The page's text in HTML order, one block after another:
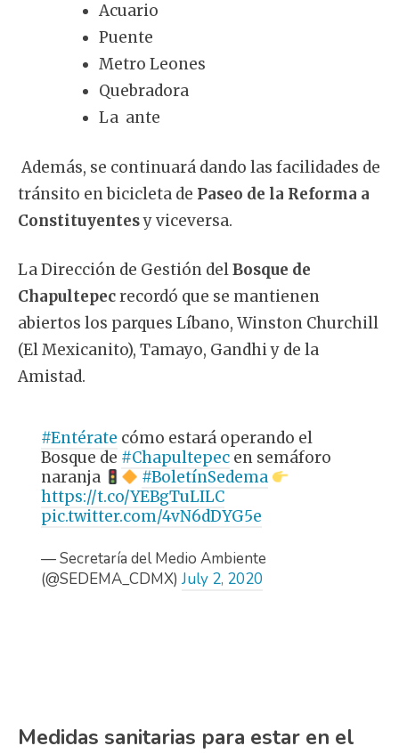
Acuario
Puente
Metro Leones
Quebradora
La ante
Además, se continuará dando las facilidades de
tránsito en bicicleta de Paseo de la Reforma a
Constituyentesy viceversa.
La Dirección de Gestión delBosque de
Chapultepecrecordó que se mantienen
abiertos los parques Líbano, Winston Churchill
(El Mexicanito), Tamayo, Gandhi y de la
Amistad.
#Entérate cómo estará operando el
Bosque de #Chapultepecen semáforo
naranja
#BoletínSedema
https://t.co/YEBgTuLILC
pic.twitter.com/4vN6dDYG5e
— Secretaría del Medio Ambiente
(@SEDEMA_CDMX) July 2, 2020
Medidas sanitarias para estar en el